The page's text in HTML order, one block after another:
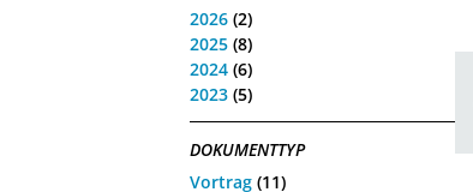
2026 (2)
2025 (8)
2024 (6)
2023 (5)
DOKUMENTTYP
Vortrag (11)